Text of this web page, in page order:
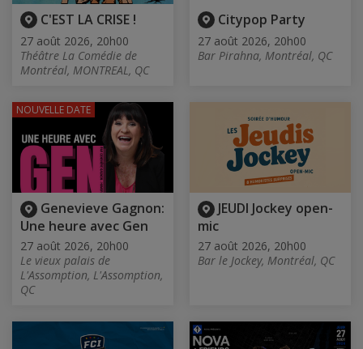
C'EST LA CRISE !
27 août 2026, 20h00
Théâtre La Comédie de
Montréal, MONTREAL, QC
Citypop Party
27 août 2026, 20h00
Bar Pirahna, Montréal, QC
Genevieve Gagnon:
Une heure avec Gen
27 août 2026, 20h00
Le vieux palais de
L'Assomption, L'Assomption,
QC
NOUVELLE DATE
JEUDI Jockey open-
mic
27 août 2026, 20h00
Bar le Jockey, Montréal, QC